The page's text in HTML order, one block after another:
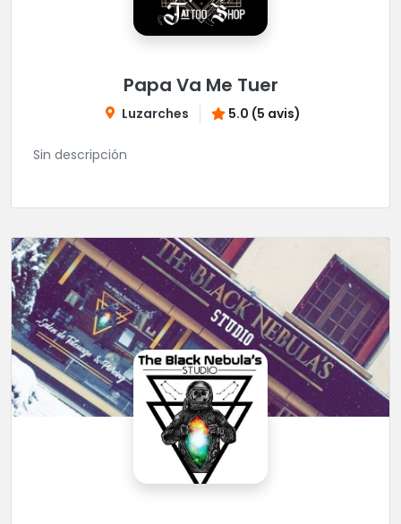
Papa Va Me Tuer
Luzarches 5.0 (5 avis)
Sin descripción